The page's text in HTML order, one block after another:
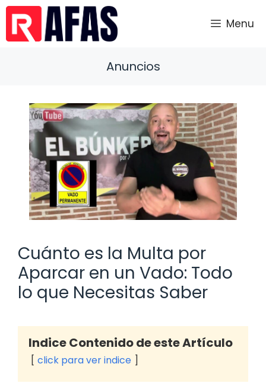
Saltar
contenido
Menu
Anuncios
Cuánto es la Multa por
Aparcar en un Vado: Todo
lo que Necesitas Saber
Indice Contenido de este Artículo
click para ver indice